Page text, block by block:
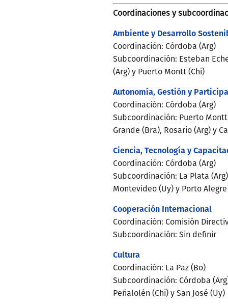
Coordinaciones y
Ambiente y Desarrollo
Coordinación: Córdoba (Arg)
Subcoordinación: Esteban
(Arg) y Puerto Montt (Chi)
Autonomía, Gestión y
Coordinación: Córdoba (Arg)
Subcoordinación: Puerto
Grande (Bra), Rosario (Arg) y
Ciencia, Tecnología y
Coordinación: Córdoba (Arg)
Subcoordinación: La Plata
Montevideo (Uy) y Porto
Cooperación Internacional
Coordinación: Comisión
Subcoordinación: Sin definir
Cultura
Coordinación: La Paz (Bo)
Subcoordinación: Córdoba
Peñalolén (Chi) y San José (Uy)